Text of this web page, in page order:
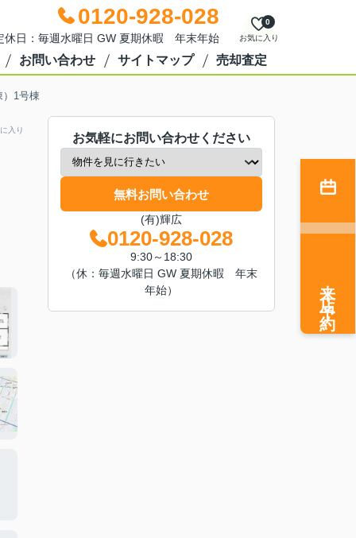
0120-928-028
日：毎週水曜日 GW 夏期休暇 年末年始 お気に入り
0
お問い合わせ サイトマップ 売却査定
）1号棟
入り
お気軽にお問い合わせください
無料お問い合わせ
(有)輝広
0120-928-028
9:30～18:30
（休：毎週水曜日 GW 夏期休暇 年末
年始）
来店予約